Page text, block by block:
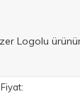
Logolu